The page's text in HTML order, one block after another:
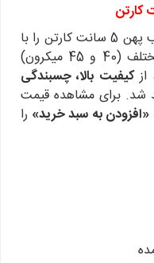
، می‌توانید چسب پهن 5 سانت کارتن را با
بهترین قیمت و در ضخامت‌های مختلف (40 و 45 میکرون)
ازکیفیت بالا، چسبندگی
شد. برای مشاهده قیمت
«افزودن به سبد خرید» را